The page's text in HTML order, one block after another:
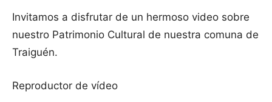
Invitamos a disfrutar de un hermoso video sobre
nuestro Patrimonio Cultural de nuestra comuna de
Traiguén.
Reproductor de vídeo